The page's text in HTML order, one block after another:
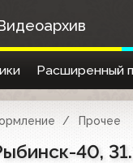
Расширенный
Прочее
40,